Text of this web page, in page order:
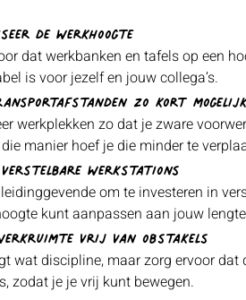
de werkhoogte
dat werkbanken en tafels op een
is voor jezelf en jouw collega’s.
zo kort
werkplekken zo dat je zware
manier hoef je die minder te
werkstations
om te investeren in
kunt aanpassen aan jouw
vrij van obstakels
wat discipline, maar zorg ervoor dat
zodat je je vrij kunt bewegen.